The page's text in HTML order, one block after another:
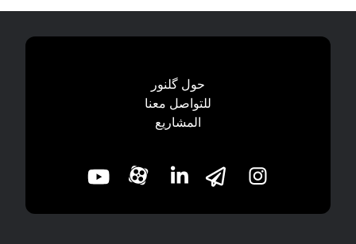
حول گلنور
للتواصل معنا
المشاریع